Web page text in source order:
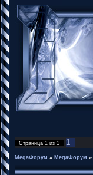
Страница 1 из 1 1
MegaФорум » MegaФорум »